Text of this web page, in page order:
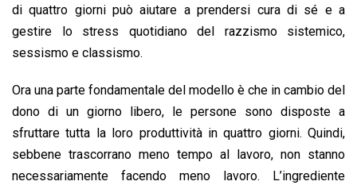
di quattro giorni può aiutare a prendersi cura di sé e a
gestire lo stress quotidiano del razzismo sistemico,
sessismo e classismo.
Ora una parte fondamentale del modello è che in cambio del
dono di un giorno libero, le persone sono disposte a
sfruttare tutta la loro produttività in quattro giorni. Quindi,
sebbene trascorrano meno tempo al lavoro, non stanno
necessariamente facendo meno lavoro. L’ingrediente